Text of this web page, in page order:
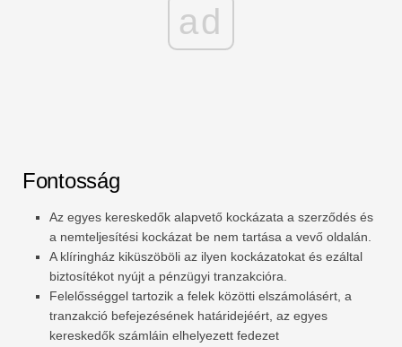
ad
Fontosság
Az egyes kereskedők alapvető kockázata a szerződés és
a nemteljesítési kockázat be nem tartása a vevő oldalán.
A klíringház kiküszöböli az ilyen kockázatokat és ezáltal
biztosítékot nyújt a pénzügyi tranzakcióra.
Felelősséggel tartozik a felek közötti elszámolásért, a
tranzakció befejezésének határidejéért, az egyes
kereskedők számláin elhelyezett fedezet